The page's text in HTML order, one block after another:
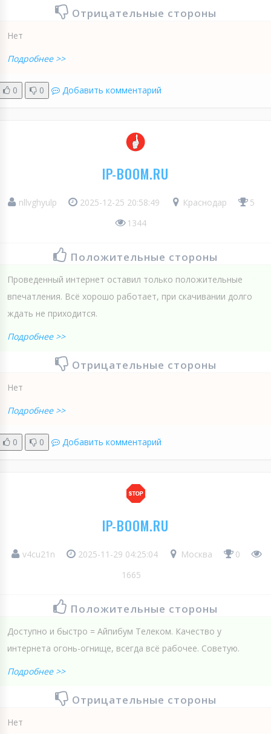
Отрицательные стороны
Нет
Подробнее >>
0 0 Добавить комментарий
IP-BOOM.RU
nllvghyulp 2025-12-25 20:58:49 Краснодар
5
1344
Положительные стороны
Проведенный интернет оставил только положительные
впечатления. Всё хорошо работает, при скачивании долго
ждать не приходится.
Подробнее >>
Отрицательные стороны
Нет
Подробнее >>
0 0 Добавить комментарий
IP-BOOM.RU
v4cu21n 2025-11-29 04:25:04 Москва
0
1665
Положительные стороны
Доступно и быстро = Айпибум Телеком. Качество у
интернета огонь-огнище, всегда всё рабочее. Советую.
Подробнее >>
Отрицательные стороны
Нет